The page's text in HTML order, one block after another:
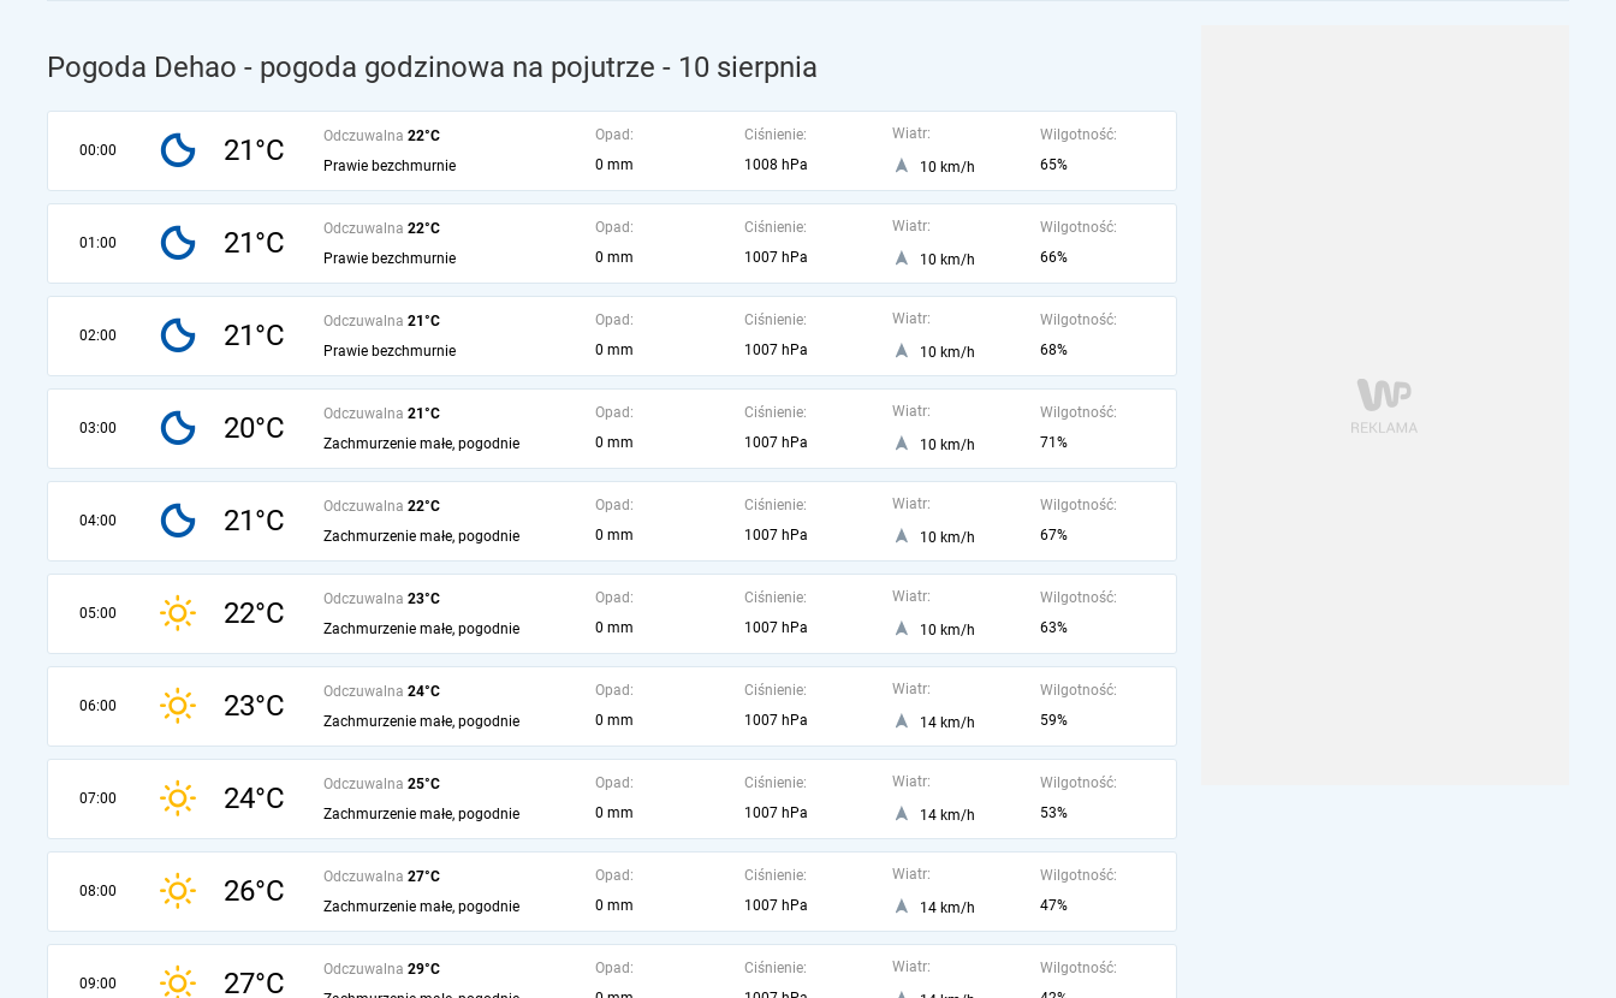
Pogoda Dehao - pogoda godzinowa na pojutrze - 10 sierpnia
00:00 21°C Odczuwalna 22°C
Prawie bezchmurnie
Opad:
0 mm
Ciśnienie:
1008 hPa
Wiatr:
10 km/h
Wilgotność:
65%
01:00 21°C Odczuwalna 22°C
Prawie bezchmurnie
Opad:
0 mm
Ciśnienie:
1007 hPa
Wiatr:
10 km/h
Wilgotność:
66%
02:00 21°C Odczuwalna 21°C
Prawie bezchmurnie
Opad:
0 mm
Ciśnienie:
1007 hPa
Wiatr:
10 km/h
Wilgotność:
68%
03:00 20°C Odczuwalna 21°C
Zachmurzenie małe, pogodnie
Opad:
0 mm
Ciśnienie:
1007 hPa
Wiatr:
10 km/h
Wilgotność:
71%
04:00 21°C Odczuwalna 22°C
Zachmurzenie małe, pogodnie
Opad:
0 mm
Ciśnienie:
1007 hPa
Wiatr:
10 km/h
Wilgotność:
67%
05:00 22°C Odczuwalna 23°C
Zachmurzenie małe, pogodnie
Opad:
0 mm
Ciśnienie:
1007 hPa
Wiatr:
10 km/h
Wilgotność:
63%
06:00 23°C Odczuwalna 24°C
Zachmurzenie małe, pogodnie
Opad:
0 mm
Ciśnienie:
1007 hPa
Wiatr:
14 km/h
Wilgotność:
59%
07:00 24°C Odczuwalna 25°C
Zachmurzenie małe, pogodnie
Opad:
0 mm
Ciśnienie:
1007 hPa
Wiatr:
14 km/h
Wilgotność:
53%
08:00 26°C Odczuwalna 27°C
Zachmurzenie małe, pogodnie
Opad:
0 mm
Ciśnienie:
1007 hPa
Wiatr:
14 km/h
Wilgotność:
47%
09:00 27°C Odczuwalna 29°C
Opad:
Ciśnienie:
Wiatr:
Wilgotność: